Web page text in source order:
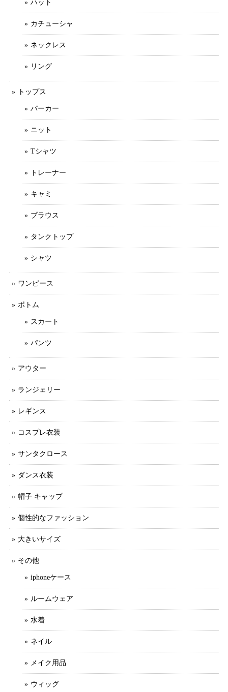
ハット
カチューシャ
ネックレス
リング
トップス
パーカー
ニット
Tシャツ
トレーナー
キャミ
ブラウス
タンクトップ
シャツ
ワンピース
ボトム
スカート
パンツ
アウター
ランジェリー
レギンス
コスプレ衣装
サンタクロース
ダンス衣装
帽子 キャップ
個性的なファッション
大きいサイズ
その他
iphoneケース
ルームウェア
水着
ネイル
メイク用品
ウィッグ